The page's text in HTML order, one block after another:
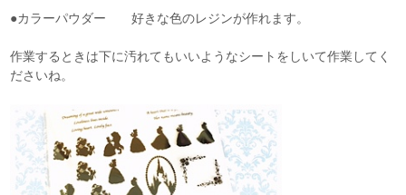
●カラーパウダー 好きな色のレジンが作れます。
作業するときは下に汚れてもいいようなシートをしいて作業してく
ださいね。